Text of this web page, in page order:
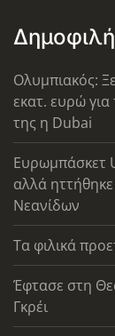
Ολυμπιακός:
εκατ. ευρώ
της η Dubai
Ευρωμπάσκετ
αλλά
Νεανίδων
Τα φιλικά
Έφτασε στη
Γκρέι